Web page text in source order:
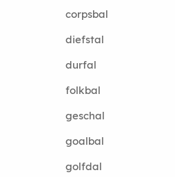
corpsbal
diefstal
durfal
folkbal
geschal
goalbal
golfdal